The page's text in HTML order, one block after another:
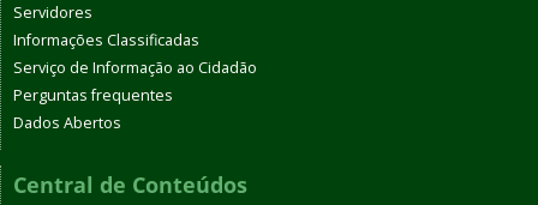
Servidores
Informações Classificadas
Serviço de Informação ao Cidadão
Perguntas frequentes
Dados Abertos
Central de Conteúdos